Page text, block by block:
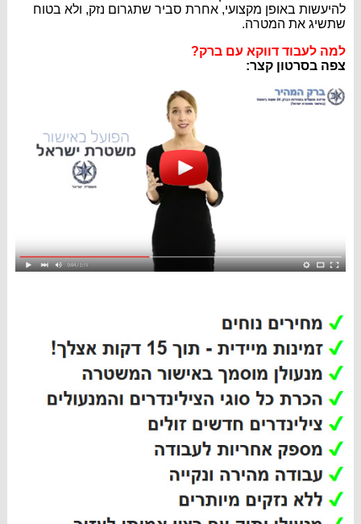
להיעשות באופן מקצועי, אחרת סביר שתגרום נזק, ולא בטוח
שתשיג את המטרה.
למה לעבוד דווקא עם ברק?
צפה בסרטון קצר: